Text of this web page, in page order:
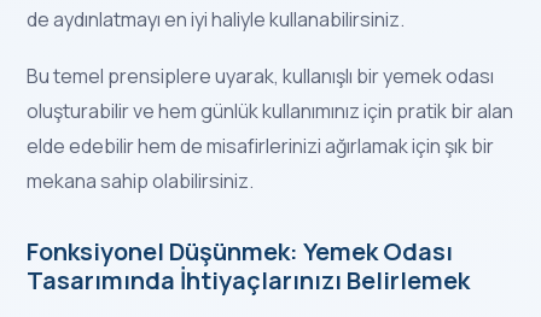
de aydınlatmayı en iyi haliyle kullanabilirsiniz.
Bu temel prensiplere uyarak, kullanışlı bir yemek odası
oluşturabilir ve hem günlük kullanımınız için pratik bir alan
elde edebilir hem de misafirlerinizi ağırlamak için şık bir
mekana sahip olabilirsiniz.
Fonksiyonel Düşünmek: Yemek Odası
Tasarımında İhtiyaçlarınızı Belirlemek